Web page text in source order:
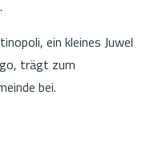
ein kleines Juwel
trägt zum
bei.